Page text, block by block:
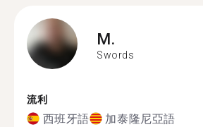
M.
Swords
流利
西班牙語 加泰隆尼亞語